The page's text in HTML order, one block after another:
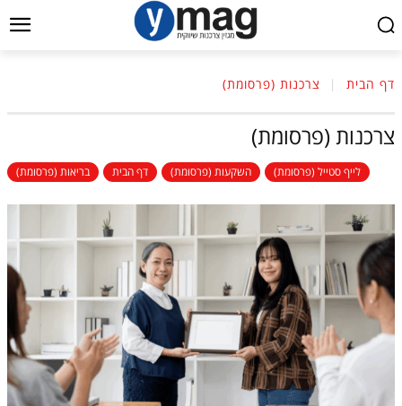
דף הבית צרכנות (פרסומת)
צרכנות (פרסומת)
בריאות (פרסומת) דף הבית השקעות (פרסומת) לייף סטייל (פרסומת)